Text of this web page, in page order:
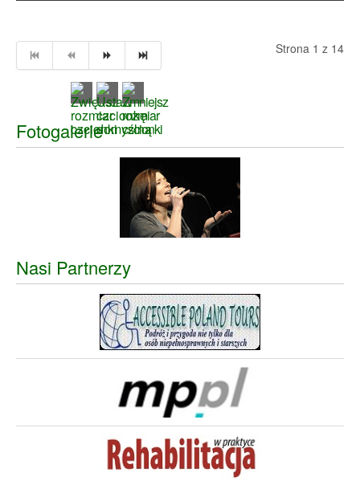
Strona 1 z 14
Fotogalerie
Nasi Partnerzy